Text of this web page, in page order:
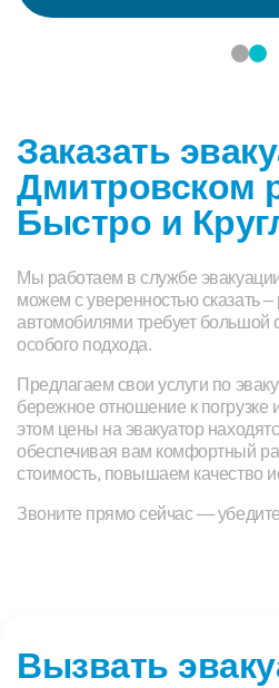
Заказать
Дмитровском
Быстро и
Мы работаем в службе
можем с уверенностью сказать
автомобилями требует большой
особого подхода.
Предлагаем свои услуги по
бережное отношение к погрузке
этом цены на эвакуатор
обеспечивая вам комфортный
стоимость, повышаем качество
Звоните прямо сейчас —
Вызвать